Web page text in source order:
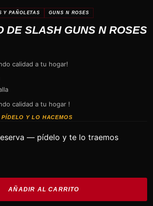
Y PAÑOLETAS GUNS N ROSES
DE SLASH GUNS N ROSES
calidad a tu hogar!
calidad a tu hogar !
Y LO HACEMOS
— pídelo y te lo traemos
AÑADIR AL CARRITO